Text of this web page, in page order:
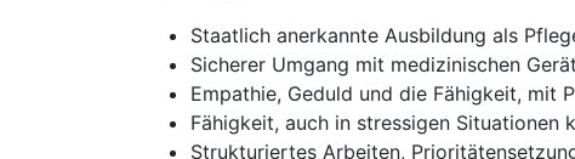
Staatlich anerkannte Ausbildung als
Sicherer Umgang mit medizinischen
Empathie, Geduld und die Fähigkeit, mit
Fähigkeit, auch in stressigen
Strukturiertes Arbeiten,